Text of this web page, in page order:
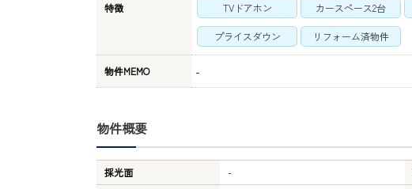
特徴 TVドアホン カースペース2台
プライスダウン リフォーム済物件
物件MEMO -
物件概要
採光面 -